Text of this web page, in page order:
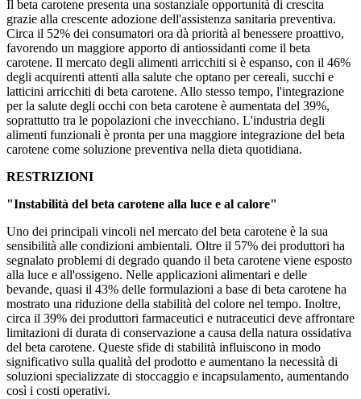
Il beta carotene presenta una sostanziale opportunità di crescita
grazie alla crescente adozione dell'assistenza sanitaria preventiva.
Circa il 52% dei consumatori ora dà priorità al benessere proattivo,
favorendo un maggiore apporto di antiossidanti come il beta
carotene. Il mercato degli alimenti arricchiti si è espanso, con il 46%
degli acquirenti attenti alla salute che optano per cereali, succhi e
latticini arricchiti di beta carotene. Allo stesso tempo, l'integrazione
per la salute degli occhi con beta carotene è aumentata del 39%,
soprattutto tra le popolazioni che invecchiano. L'industria degli
alimenti funzionali è pronta per una maggiore integrazione del beta
carotene come soluzione preventiva nella dieta quotidiana.
RESTRIZIONI
"Instabilità del beta carotene alla luce e al calore"
Uno dei principali vincoli nel mercato del beta carotene è la sua
sensibilità alle condizioni ambientali. Oltre il 57% dei produttori ha
segnalato problemi di degrado quando il beta carotene viene esposto
alla luce e all'ossigeno. Nelle applicazioni alimentari e delle
bevande, quasi il 43% delle formulazioni a base di beta carotene ha
mostrato una riduzione della stabilità del colore nel tempo. Inoltre,
circa il 39% dei produttori farmaceutici e nutraceutici deve affrontare
limitazioni di durata di conservazione a causa della natura ossidativa
del beta carotene. Queste sfide di stabilità influiscono in modo
significativo sulla qualità del prodotto e aumentano la necessità di
soluzioni specializzate di stoccaggio e incapsulamento, aumentando
così i costi operativi.